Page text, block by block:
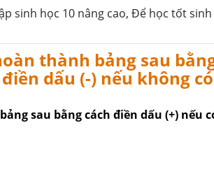
sinh học 10 nâng cao, Để học tốt
thành bảng sau
dấu (-) nếu không
sau bằng cách điền dấu (+) nếu